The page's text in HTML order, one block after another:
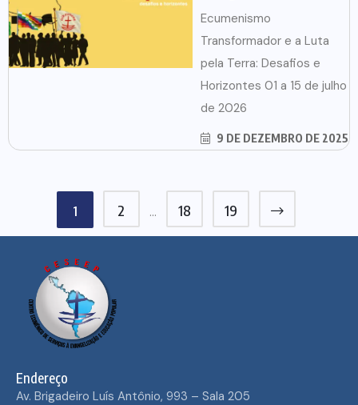
Ecumenismo
Transformador e a Luta
pela Terra: Desafios e
Horizontes 01 a 15 de julho
de 2026
9 DE DEZEMBRO DE 2025
1 2 … 18 19
Endereço
Av. Brigadeiro Luís Antônio, 993 – Sala 205